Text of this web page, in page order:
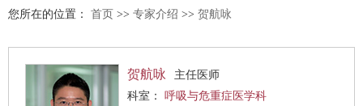
您所在的位置： 首页 >> 专家介绍 >> 贺航咏
贺航咏
主任医师
科室： 呼吸与危重症医学科